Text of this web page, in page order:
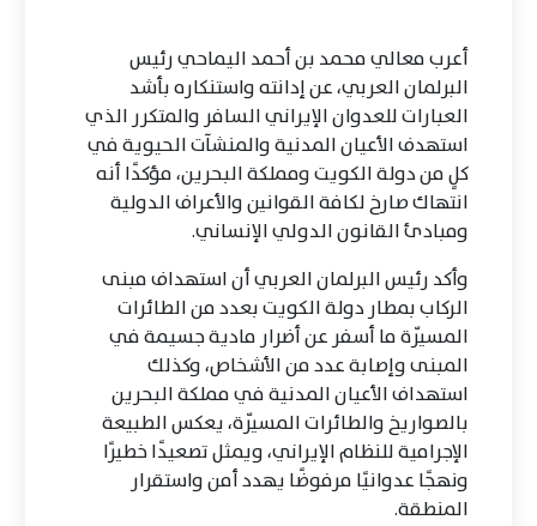
أعرب معالي محمد بن أحمد اليماحي رئيس
البرلمان العربي، عن إدانته واستنكاره بأشد
العبارات للعدوان الإيراني السافر والمتكرر الذي
استهدف الأعيان المدنية والمنشآت الحيوية في
كلٍ من دولة الكويت ومملكة البحرين، مؤكدًا أنه
انتهاك صارخ لكافة القوانين والأعراف الدولية
ومبادئ القانون الدولي الإنساني.
وأكد رئيس البرلمان العربي أن استهداف مبنى
الركاب بمطار دولة الكويت بعدد من الطائرات
المسيّرة ما أسفر عن أضرار مادية جسيمة في
المبنى وإصابة عدد من الأشخاص، وكذلك
استهداف الأعيان المدنية في مملكة البحرين
بالصواريخ والطائرات المسيّرة، يعكس الطبيعة
الإجرامية للنظام الإيراني، ويمثل تصعيدًا خطيرًا
ونهجًا عدوانيًا مرفوضًا يهدد أمن واستقرار
المنطقة.